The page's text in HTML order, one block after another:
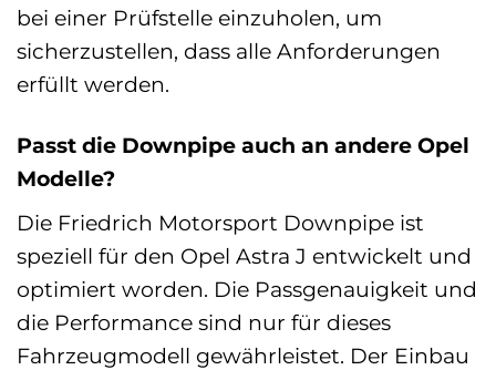
bei einer Prüfstelle einzuholen, um
sicherzustellen, dass alle Anforderungen
erfüllt werden.
Passt die Downpipe auch an andere Opel
Modelle?
Die Friedrich Motorsport Downpipe ist
speziell für den Opel Astra J entwickelt und
optimiert worden. Die Passgenauigkeit und
die Performance sind nur für dieses
Fahrzeugmodell gewährleistet. Der Einbau